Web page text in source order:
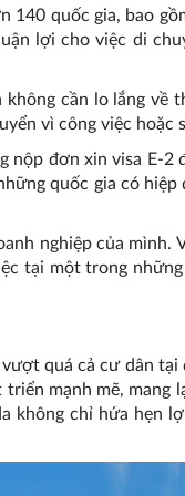
quốc gia, bao
lợi cho việc di
cần lo lắng về
vì công việc hoặc
đơn xin visa E-2
quốc gia có
nghiệp của mình.
tại một trong
quá cả cư dân tại
mạnh mẽ, mang
không chỉ hứa hẹn